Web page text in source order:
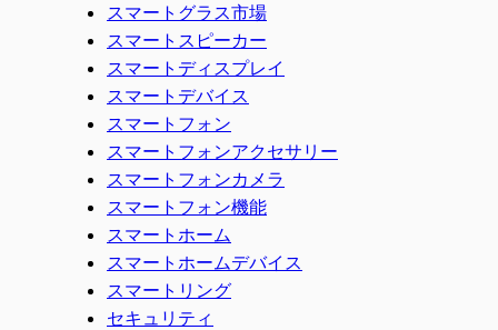
スマートグラス市場
スマートスピーカー
スマートディスプレイ
スマートデバイス
スマートフォン
スマートフォンアクセサリー
スマートフォンカメラ
スマートフォン機能
スマートホーム
スマートホームデバイス
スマートリング
セキュリティ